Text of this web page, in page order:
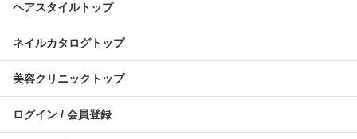
ヘアスタイルトップ
ネイルカタログトップ
美容クリニックトップ
ログイン / 会員登録